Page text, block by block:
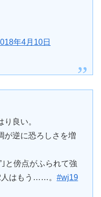
年4月10日
良い。
が逆に恐ろしさを増
と傍点がふられて強
人はもう……。 #wj19